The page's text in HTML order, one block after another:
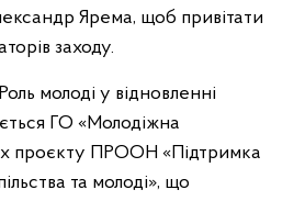
Ярема, щоб привітати
заходу.
молоді у відновленні
ГО «Молодіжна
проєкту ПРООН «Підтримка
та молоді», що